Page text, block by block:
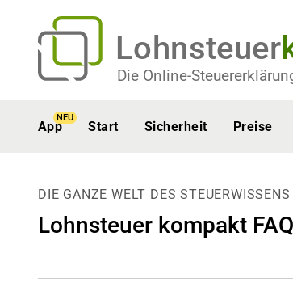
Lohnsteuer
Die Online-
App
NEU
Start Sicherheit Preise
DIE GANZE WELT DES STEUERWISSENS
Lohnsteuer kompakt